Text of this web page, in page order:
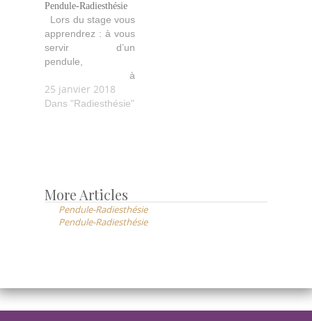
des recherches, à
vous amuser avec
votre pendule…
etc… Beaucoup
d’exercices
pratiques et
ludiques sont
proposés.
Pendule-Radiesthésie
Lors du stage vous
apprendrez : à vous
servir d’un
pendule,
à
lâcher-prise, à
formuler vos
pratiques et
ludiques sont
proposés.
25 janvier 2018
Dans "Radiesthésie"
Post
navigation
More Articles
Pendule-Radiesthésie
Pendule-Radiesthésie